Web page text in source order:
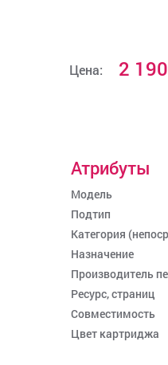
Цена: 2 190
Атрибуты
Модель
Подтип
Категория
Назначение
Производитель
Ресурс, страниц
Совместимость
Цвет картриджа